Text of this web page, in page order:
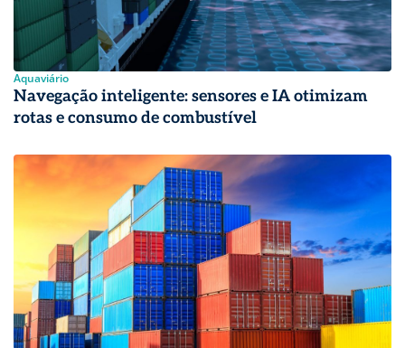
Aquaviário
Navegação inteligente: sensores e IA otimizam
rotas e consumo de combustível